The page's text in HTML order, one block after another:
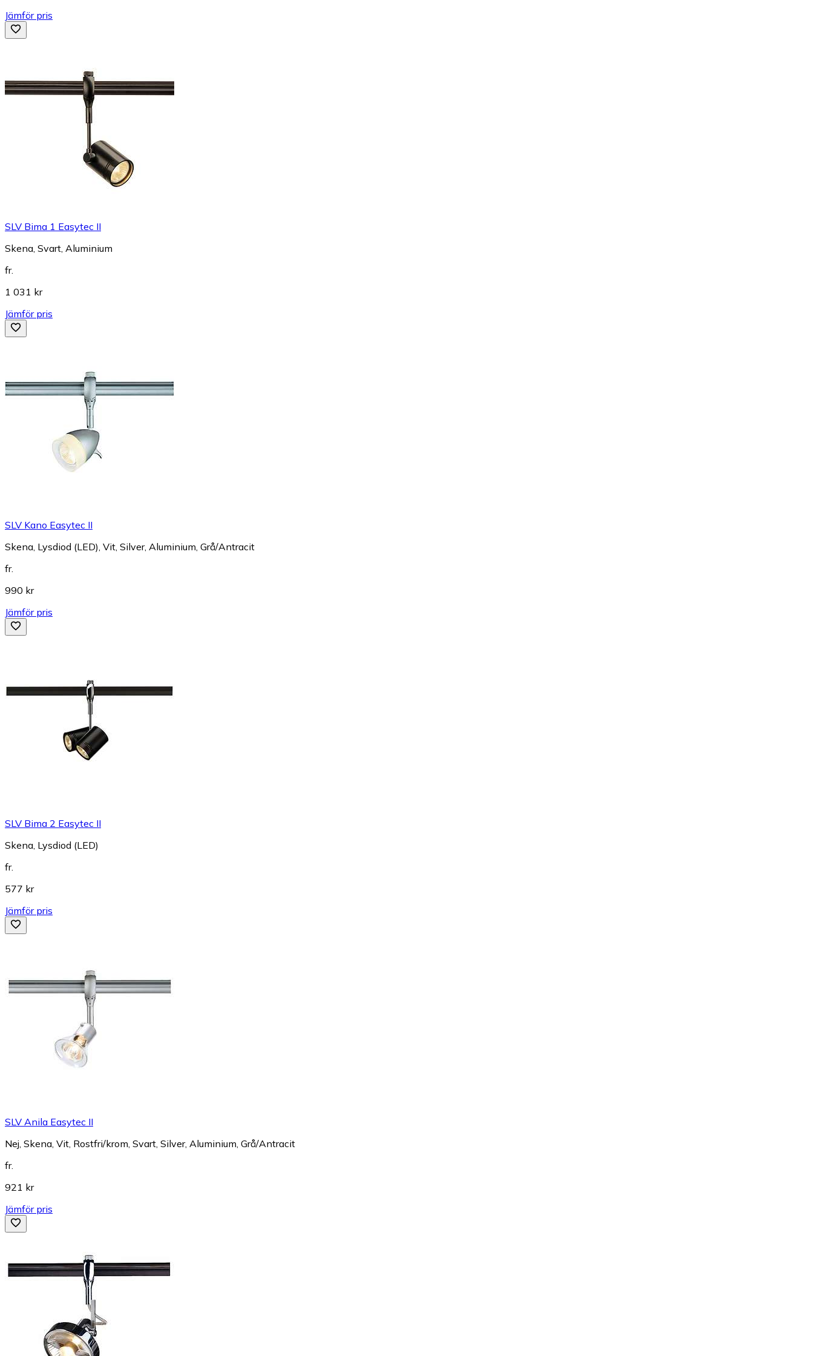
Jämför pris
SLV Bima 1 Easytec II
Skena, Svart, Aluminium
fr.
1 031 kr
Jämför pris
SLV Kano Easytec II
Skena, Lysdiod (LED), Vit, Silver, Aluminium, Grå/Antracit
fr.
990 kr
Jämför pris
SLV Bima 2 Easytec II
Skena, Lysdiod (LED)
fr.
577 kr
Jämför pris
SLV Anila Easytec II
Nej, Skena, Vit, Rostfri/krom, Svart, Silver, Aluminium, Grå/Antracit
fr.
921 kr
Jämför pris